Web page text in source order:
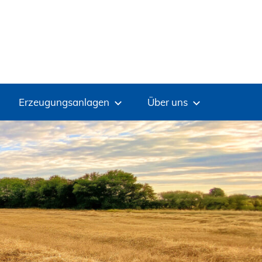
Erzeugungsanlagen Über uns